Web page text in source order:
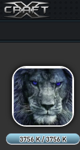
3756 K / 3756 K